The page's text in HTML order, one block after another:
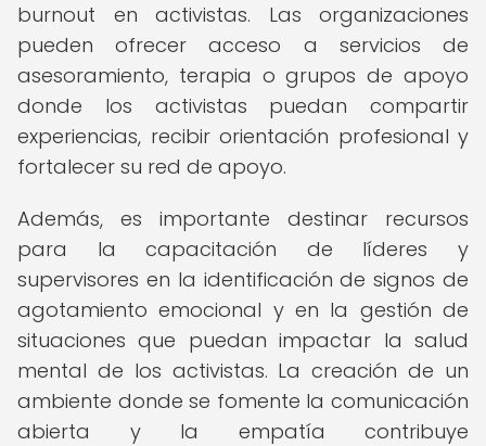
burnout en activistas. Las organizaciones
pueden ofrecer acceso a servicios de
asesoramiento, terapia o grupos de apoyo
donde los activistas puedan compartir
experiencias, recibir orientación profesional y
fortalecer su red de apoyo.
Además, es importante destinar recursos
para la capacitación de líderes y
supervisores en la identificación de signos de
agotamiento emocional y en la gestión de
situaciones que puedan impactar la salud
mental de los activistas. La creación de un
ambiente donde se fomente la comunicación
abierta y la empatía contribuye